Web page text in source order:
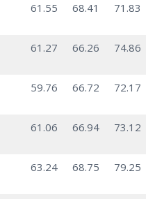
61.55 68.41 71.83
61.27 66.26 74.86
59.76 66.72 72.17
61.06 66.94 73.12
63.24 68.75 79.25